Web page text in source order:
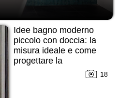
Idee bagno moderno
piccolo con doccia: la
misura ideale e come
progettare la
18